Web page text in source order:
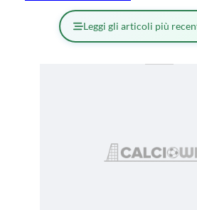
Leggi gli articoli più